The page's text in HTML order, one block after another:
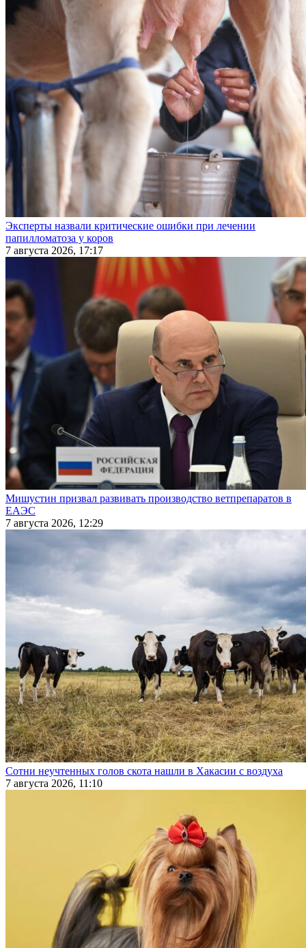
Эксперты назвали критические ошибки при лечении
папилломатоза у коров
7 августа 2026, 17:17
Мишустин призвал развивать производство ветпрепаратов в
ЕАЭС
7 августа 2026, 12:29
Сотни неучтенных голов скота нашли в Хакасии с воздуха
7 августа 2026, 11:10